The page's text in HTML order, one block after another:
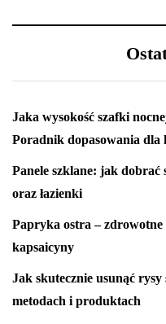
Jaka wysokość szafki
Poradnik dopasowania
Panele szklane: jak dobrać
oraz łazienki
Papryka ostra – zdrowotne
kapsaicyny
Jak skutecznie usunąć
metodach i produktach